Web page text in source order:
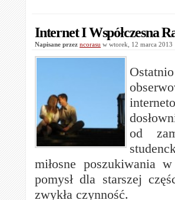
Internet I Współczesna
Napisane przez ncorasu w wtorek, 12 marca 2013
od
miłosne poszukiwania
pomysł dla starszej
zwykła czynność.